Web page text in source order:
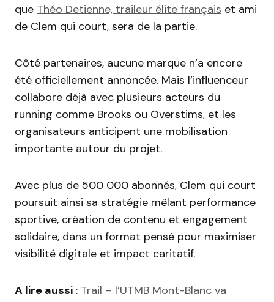
que Théo Detienne, traileur élite français et ami
de Clem qui court, sera de la partie.
Côté partenaires, aucune marque n’a encore
été officiellement annoncée. Mais l’influenceur
collabore déjà avec plusieurs acteurs du
running comme Brooks ou Overstims, et les
organisateurs anticipent une mobilisation
importante autour du projet.
Avec plus de 500 000 abonnés, Clem qui court
poursuit ainsi sa stratégie mêlant performance
sportive, création de contenu et engagement
solidaire, dans un format pensé pour maximiser
visibilité digitale et impact caritatif.
A lire aussi : Trail – l’UTMB Mont-Blanc va